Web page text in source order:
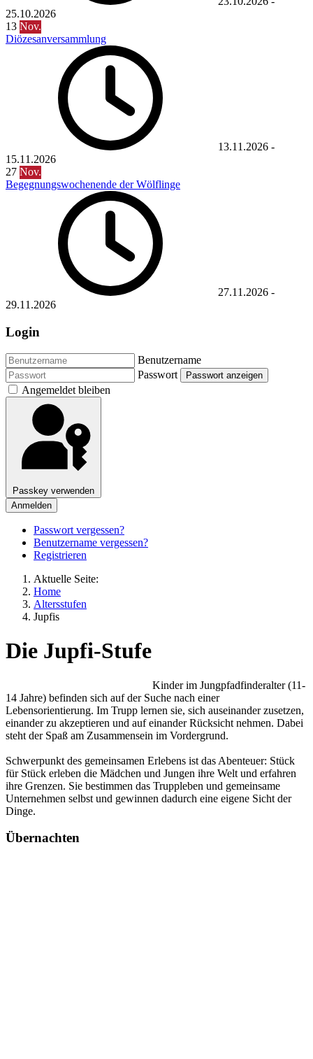
25.10.2026
13 Nov.
Diözesanversammlung
13.11.2026 -
15.11.2026
27 Nov.
Begegnungswochenende der Wölflinge
27.11.2026 -
29.11.2026
Login
Benutzername
Passwort
Passwort anzeigen
Angemeldet bleiben
Passkey verwenden
Anmelden
Passwort vergessen?
Benutzername vergessen?
Registrieren
Aktuelle Seite:
Home
Altersstufen
Jupfis
Die Jupfi-Stufe
Kinder im Jungpfadfinderalter (11-
14 Jahre) befinden sich auf der Suche nach einer
Lebensorientierung. Im Trupp lernen sie, sich auseinander zusetzen,
einander zu akzeptieren und auf einander Rücksicht nehmen. Dabei
steht der Spaß am Zusammensein im Vordergrund.
Schwerpunkt des gemeinsamen Erlebens ist das Abenteuer: Stück
für Stück erleben die Mädchen und Jungen ihre Welt und erfahren
ihre Grenzen. Sie bestimmen das Truppleben und gemeinsame
Unternehmen selbst und gewinnen dadurch eine eigene Sicht der
Dinge.
Übernachten